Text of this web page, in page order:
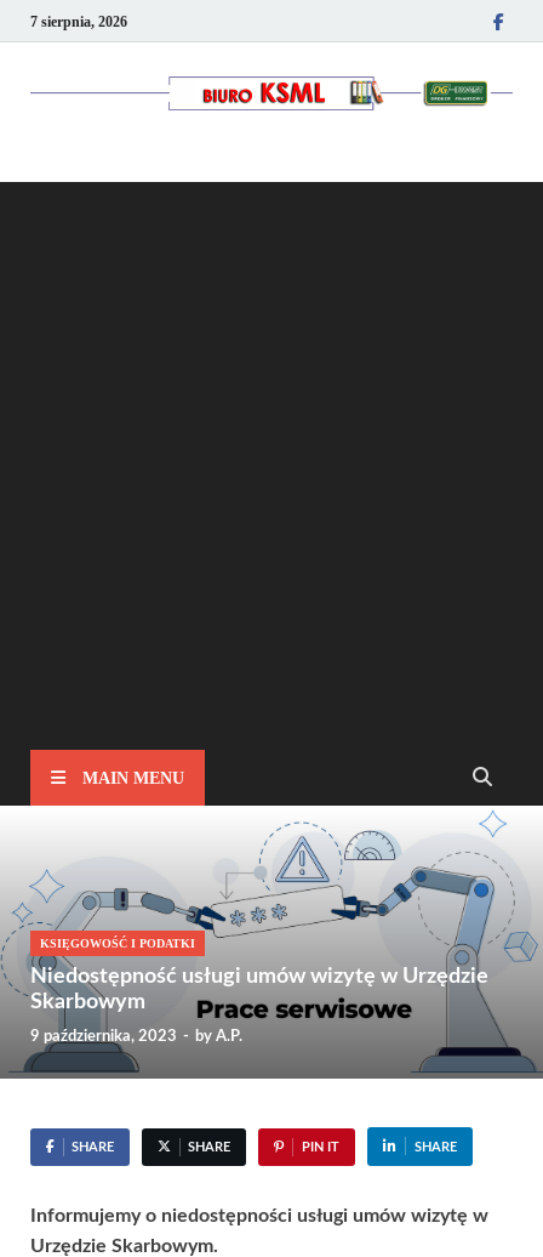
7 sierpnia, 2026
MAIN MENU
KSIĘGOWOŚĆ I PODATKI
Niedostępność usługi umów wizytę w Urzędzie
Skarbowym
9 października, 2023 - by A.P.
SHARE SHARE PIN IT SHARE
Informujemy o niedostępności usługi umów wizytę w
Urzędzie Skarbowym.